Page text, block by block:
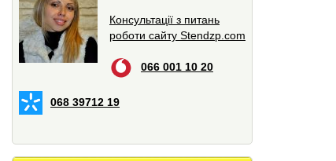
Консультації з питань
роботи сайту Stendzp.com
066 001 10 20
068 39712 19